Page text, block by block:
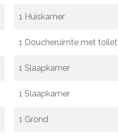
1 Huiskamer
1 Doucheruimte met toilet
1 Slaapkamer
1 Slaapkamer
1 Grond